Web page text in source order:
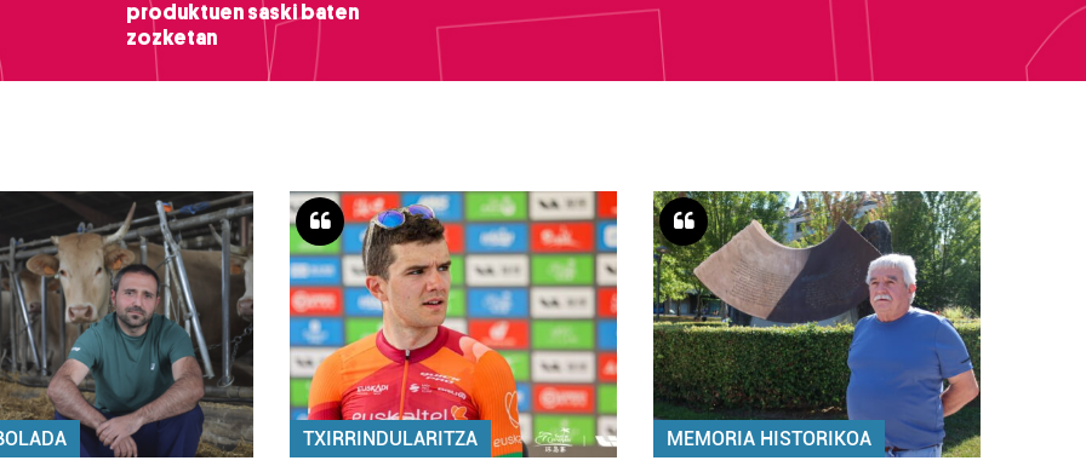
produktuen saski baten
zozketan
TXIRRINDULARITZA MEMORIA HISTORIKOA